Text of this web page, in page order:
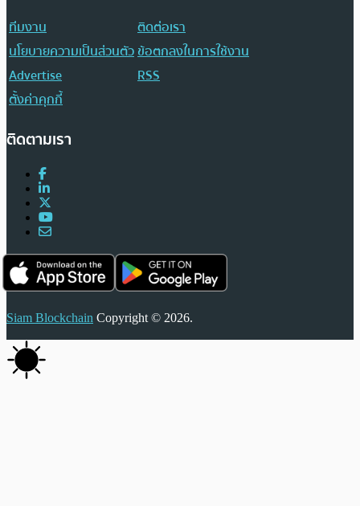
ทีมงาน
ติดต่อเรา
นโยบายความเป็นส่วนตัวข้อตกลงในการใช้งาน
Advertise
RSS
ตั้งค่าคุกกี้
ติดตามเรา
Siam Blockchain Copyright © 2026.